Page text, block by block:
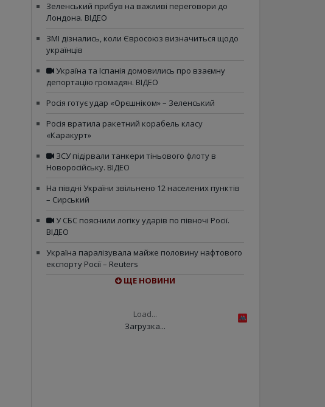
Зеленський прибув на важливі переговори до
Лондона. ВІДЕО
ЗМІ дізнались, коли Євросоюз визначиться щодо
українців
Україна та Іспанія домовились про взаємну
депортацію громадян. ВІДЕО
Росія готує удар «Орєшніком» – Зеленський
Росія вратила ракетний корабель класу
«Каракурт»
ЗСУ підірвали танкери тіньового флоту в
Новоросійську. ВІДЕО
На півдні України звільнено 12 населених пунктів
– Сирський
У СБС пояснили логіку ударів по півночі Росії.
ВІДЕО
Україна паралізувала майже половину нафтового
експорту Росії – Reuters
ЩЕ НОВИНИ
Load...
Загрузка...